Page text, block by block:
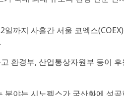
까지 사흘간 서울 코엑스
환경부, 산업통상자원부 등이
분야는 시노펙스가 국산화에 성